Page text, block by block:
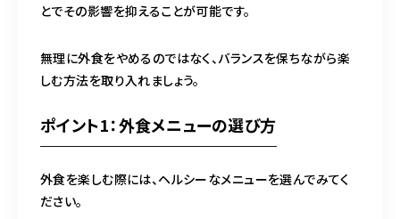
とでその影響を抑えることが可能です。
無理に外食をやめるのではなく、バランスを保ちながら楽
しむ方法を取り入れましょう。
ポイント1：外食メニューの選び方
外食を楽しむ際には、ヘルシーなメニューを選んでみてく
ださい。